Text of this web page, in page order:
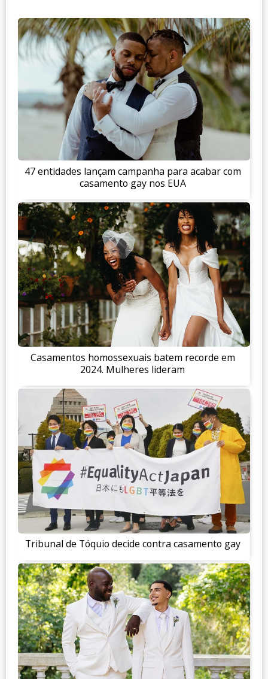
47 entidades lançam campanha para acabar com
casamento gay nos EUA
Casamentos homossexuais batem recorde em
2024. Mulheres lideram
Tribunal de Tóquio decide contra casamento gay